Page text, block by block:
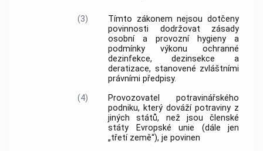
(3)
Tímto zákonem nejsou dotčeny
povinnosti dodržovat zásady
osobní a provozní hygieny a
podmínky výkonu ochranné
dezinfekce, dezinsekce a
deratizace, stanovené zvláštními
právními předpisy.
(4)
Provozovatel potravinářského
podniku, který dováží potraviny z
jiných států, než jsou členské
státy Evropské unie (dále jen
„třetí země“), je povinen